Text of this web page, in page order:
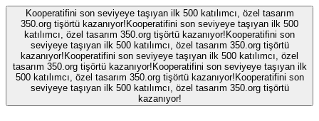
Kooperatifini son seviyeye taşıyan ilk 500 katılımcı, özel tasarım
350.org tişörtü kazanıyor! Kooperatifini son seviyeye taşıyan ilk 500
katılımcı, özel tasarım 350.org tişörtü kazanıyor! Kooperatifini son
seviyeye taşıyan ilk 500 katılımcı, özel tasarım 350.org tişörtü
kazanıyor! Kooperatifini son seviyeye taşıyan ilk 500 katılımcı, özel
tasarım 350.org tişörtü kazanıyor! Kooperatifini son seviyeye taşıyan ilk
500 katılımcı, özel tasarım 350.org tişörtü kazanıyor! Kooperatifini son
seviyeye taşıyan ilk 500 katılımcı, özel tasarım 350.org tişörtü
kazanıyor!